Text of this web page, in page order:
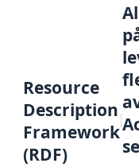
Resource
Description
Framework
(RDF)